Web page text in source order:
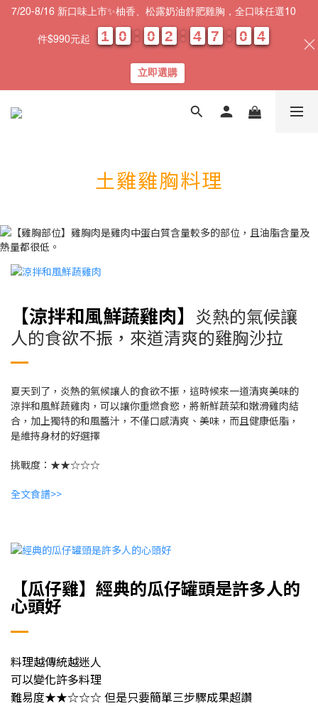
土雞雞胸料理
【涼拌和風鮮蔬雞肉】 炎熱的氣候讓
人的食欲不振，來道清爽的雞胸沙拉
夏天到了，炎熱的氣候讓人的食欲不振，這時候來一道清爽美味的
涼拌和風鮮蔬雞肉，可以讓你重燃食慾，將新鮮蔬菜和嫩滑雞肉結
合，加上獨特的和風醬汁，不僅口感清爽、美味，而且健康低脂，
是維持身材的好選擇
挑戰度：★★☆☆☆
全文食譜>>
【瓜仔雞】經典的瓜仔罐頭是許多人的
心頭好
料理越傳統越迷人
可以變化許多料理
難易度★★☆☆☆但是只要簡單三步驟成果超讚
7/20-8/16 新口味上市✨柚香、松露奶油舒肥雞胸，全口味任選10
件$990元起 1
1
1
1 0
0
0
0 0
0
0
0 2
2
2
2 4
4
4
4 7
7
7
7 0
0
0
0 0
0
4
4
4
4
立即選購